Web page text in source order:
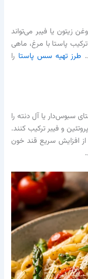
زیتون یا فیبر می‌تواند
پاستا با مرغ، ماهی
طرز تهیه سس پاستا را
سبوس‌دار یا آل دنته را
و فیبر ترکیب کنند.
افزایش سریع قند خون